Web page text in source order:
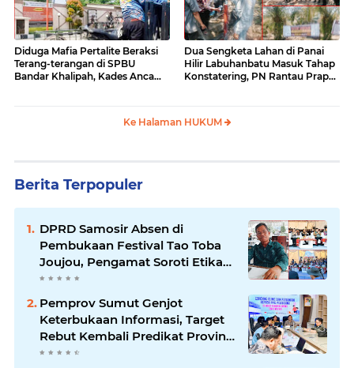
Diduga Mafia Pertalite Beraksi
Terang-terangan di SPBU
Bandar Khalipah, Kades Ancam
Dua Sengketa Lahan di Panai
Hilir Labuhanbatu Masuk Tahap
Konstatering, PN Rantau Prapat
Ke Halaman HUKUM
Berita Terpopuler
DPRD Samosir Absen di
Pembukaan Festival Tao Toba
Joujou, Pengamat Soroti Etika
Birokrasi Pemkab
Pemprov Sumut Genjot
Keterbukaan Informasi, Target
Rebut Kembali Predikat Provinsi
Informatif